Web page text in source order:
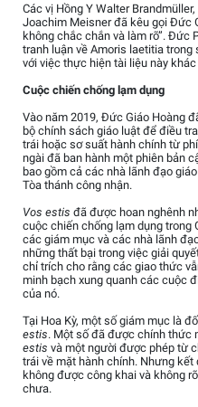
Các vị Hồng Y Walter
Joachim Meisner đã kêu gọi Đức
không chắc chắn và làm rõ”. Đức
tranh luận về Amoris laetitia trong
với việc thực hiện tài liệu này
Cuộc chiến chống lạm dụng
Vào năm 2019, Đức Giáo Hoàng
bộ chính sách giáo luật để điều
trái hoặc sơ suất hành chính từ
ngài đã ban hành một phiên bản
bao gồm cả các nhà lãnh đạo
Tòa thánh công nhận.
Vos estis đã được hoan nghênh
cuộc chiến chống lạm dụng trong
các giám mục và các nhà lãnh
những thất bại trong việc giải
chỉ trích cho rằng các giao thức
minh bạch xung quanh các cuộc
của nó.
Tại Hoa Kỳ, một số giám mục là
estis. Một số đã được chính thức
estis và một người được phép từ
trái về mặt hành chính. Nhưng
không được công khai và không
chưa.